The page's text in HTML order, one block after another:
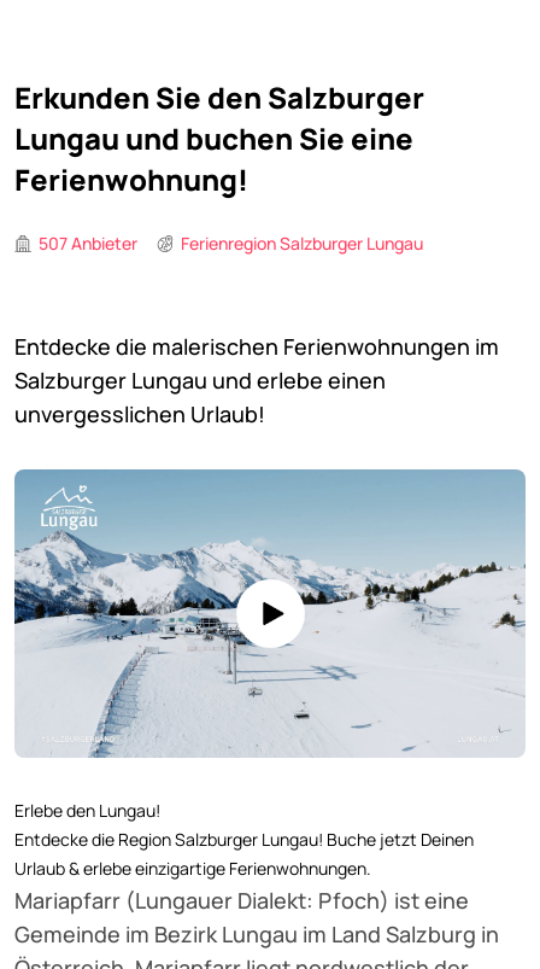
Erkunden Sie den Salzburger
Lungau und buchen Sie eine
Ferienwohnung!
507 Anbieter Ferienregion Salzburger Lungau
Entdecke die malerischen Ferienwohnungen im
Salzburger Lungau und erlebe einen
unvergesslichen Urlaub!
Erlebe den Lungau!
Entdecke die Region Salzburger Lungau! Buche jetzt Deinen
Urlaub & erlebe einzigartige Ferienwohnungen.
Mariapfarr (Lungauer Dialekt: Pfoch) ist eine
Gemeinde im Bezirk Lungau im Land Salzburg in